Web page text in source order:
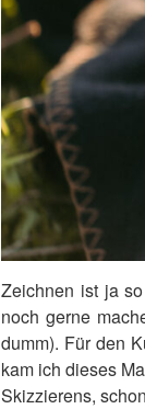
Zeichnen ist ja
noch gerne
dumm). Für den
kam ich dieses
Skizzierens,